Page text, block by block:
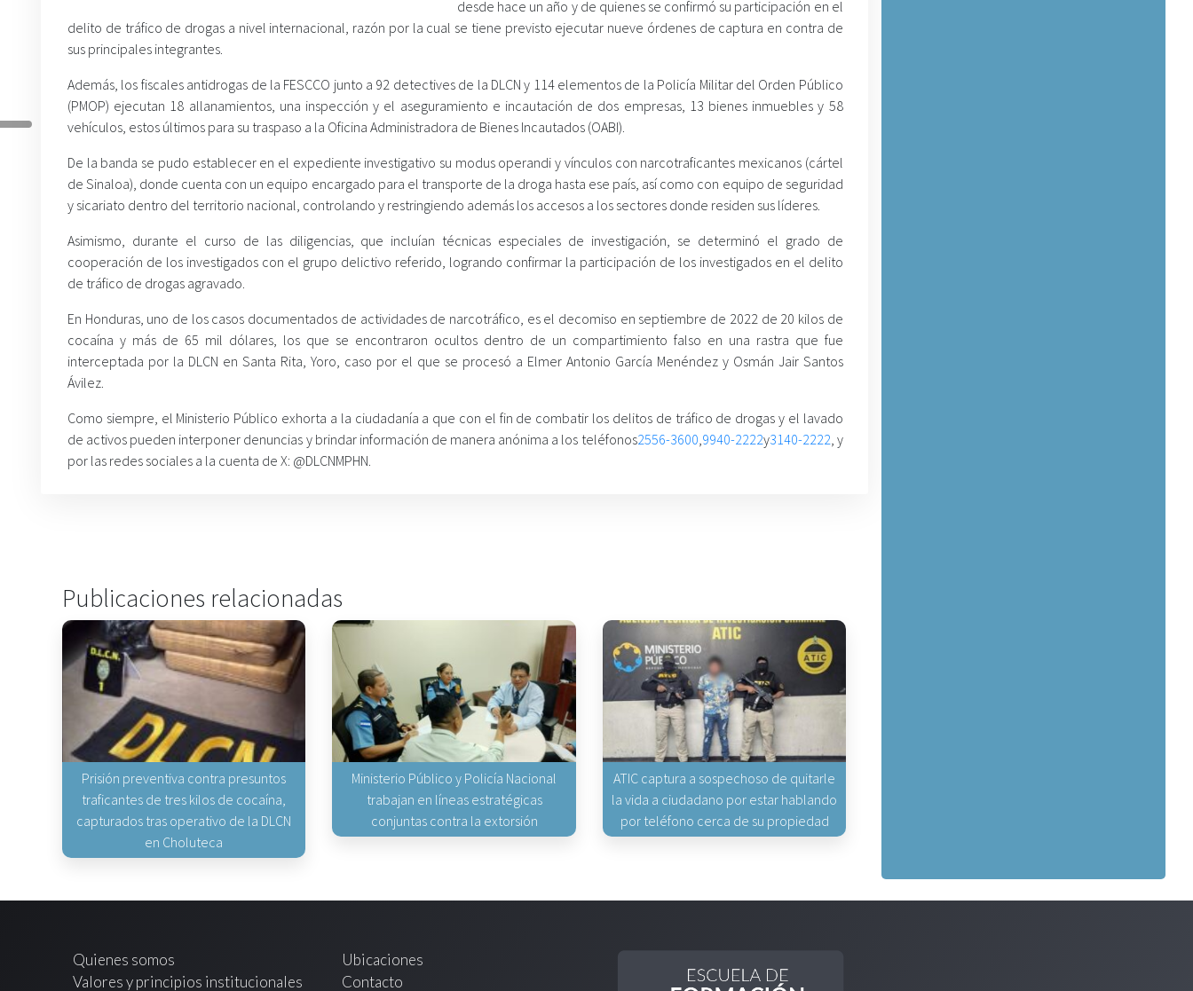
desde hace un año y de quienes se confirmó su participación en el
delito de tráfico de drogas a nivel internacional, razón por la cual se tiene previsto ejecutar nueve órdenes de captura en contra de
sus principales integrantes.
Además, los fiscales antidrogas de la FESCCO junto a 92 detectives de la DLCN y 114 elementos de la Policía Militar del Orden Público
(PMOP) ejecutan 18 allanamientos, una inspección y el aseguramiento e incautación de dos empresas, 13 bienes inmuebles y 58
vehículos, estos últimos para su traspaso a la Oficina Administradora de Bienes Incautados (OABI).
De la banda se pudo establecer en el expediente investigativo su modus operandi y vínculos con narcotraficantes mexicanos (cártel
de Sinaloa), donde cuenta con un equipo encargado para el transporte de la droga hasta ese país, así como con equipo de seguridad
y sicariato dentro del territorio nacional, controlando y restringiendo además los accesos a los sectores donde residen sus líderes.
Asimismo, durante el curso de las diligencias, que incluían técnicas especiales de investigación, se determinó el grado de
cooperación de los investigados con el grupo delictivo referido, logrando confirmar la participación de los investigados en el delito
de tráfico de drogas agravado.
En Honduras, uno de los casos documentados de actividades de narcotráfico, es el decomiso en septiembre de 2022 de 20 kilos de
cocaína y más de 65 mil dólares, los que se encontraron ocultos dentro de un compartimiento falso en una rastra que fue
interceptada por la DLCN en Santa Rita, Yoro, caso por el que se procesó a Elmer Antonio García Menéndez y Osmán Jair Santos
Ávilez.
Como siempre, el Ministerio Público exhorta a la ciudadanía a que con el fin de combatir los delitos de tráfico de drogas y el lavado
de activos pueden interponer denuncias y brindar información de manera anónima a los teléfonos2556-3600,9940-2222y3140-2222, y
por las redes sociales a la cuenta de X: @DLCNMPHN.
Publicaciones relacionadas
Prisión preventiva contra presuntos
traficantes de tres kilos de cocaína,
capturados tras operativo de la DLCN
en Choluteca
Ministerio Público y Policía Nacional
trabajan en líneas estratégicas
conjuntas contra la extorsión
ATIC captura a sospechoso de quitarle
la vida a ciudadano por estar hablando
por teléfono cerca de su propiedad
Quienes somos
Valores y principios institucionales
Ubicaciones
Contacto